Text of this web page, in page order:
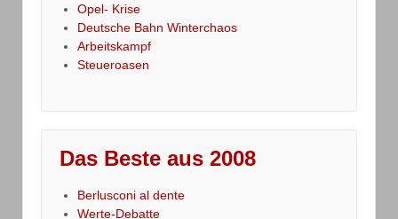
Opel- Krise
Deutsche Bahn Winterchaos
Arbeitskampf
Steueroasen
Das Beste aus 2008
Berlusconi al dente
Werte-Debatte